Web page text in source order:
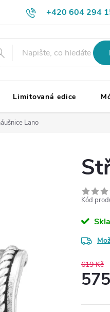
+420 604 294
Výměna, vrácení a reklamace zboží
Limitovaná edice
Lano
Kód
619 Kč
cena: